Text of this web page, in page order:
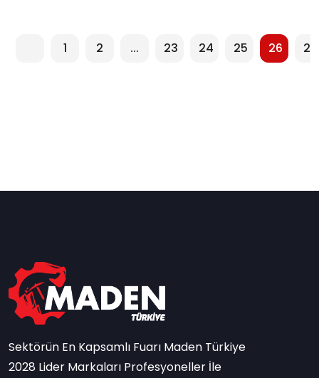
1 2 ... 23 24 25 26 27
Sektörün En Kapsamlı Fuarı Maden Türkiye
2028 Lider Markaları Profesyoneller İle